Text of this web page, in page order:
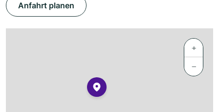
Anfahrt planen
+
−